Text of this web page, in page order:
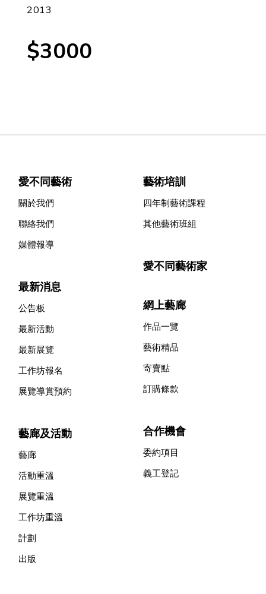
2013
$3000
愛不同藝術
關於我們
聯絡我們
媒體報導
最新消息
公告板
最新活動
最新展覽
工作坊報名
展覽導賞預約
藝廊及活動
藝廊
活動重溫
展覽重溫
工作坊重溫
計劃
出版
藝術培訓
四年制藝術課程
其他藝術班組
愛不同藝術家
網上藝廊
作品一覽
藝術精品
寄賣點
訂購條款
合作機會
委約項目
義工登記